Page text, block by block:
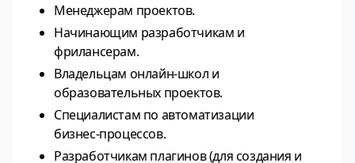
Менеджерам проектов.
Начинающим разработчикам и
фрилансерам.
Владельцам онлайн‑школ и
образовательных проектов.
Специалистам по автоматизации
бизнес‑процессов.
Разработчикам плагинов (для создания и